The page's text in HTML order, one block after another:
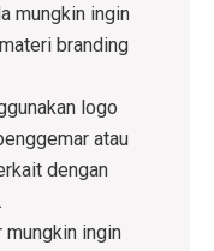
mungkin ingin
branding
logo
atau
dengan
mungkin ingin